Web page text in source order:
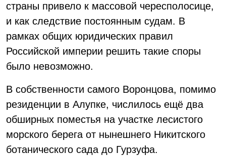
страны привело к массовой чересполосице,
и как следствие постоянным судам. В
рамках общих юридических правил
Российской империи решить такие споры
было невозможно.
В собственности самого Воронцова, помимо
резиденции в Алупке, числилось ещё два
обширных поместья на участке лесистого
морского берега от нынешнего Никитского
ботанического сада до Гурзуфа.